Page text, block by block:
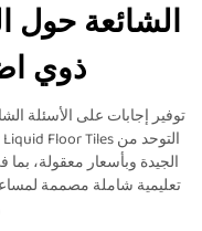
الشائعة حول
ذوي
توفير إجابات على الأسئلة
تعليمية شاملة مصممة